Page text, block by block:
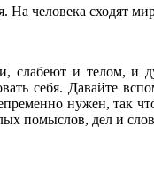
На человека сходят
слабеют и телом, и
себя. Давайте
нужен, так
помыслов, дел и